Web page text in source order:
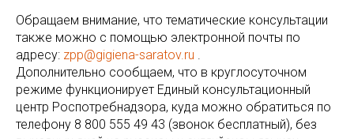
Обращаем внимание, что тематические консультации
также можно с помощью электронной почты по
адресу: zpp@gigiena-saratov.ru .
Дополнительно сообщаем, что в круглосуточном
режиме функционирует Единый консультационный
центр Роспотребнадзора, куда можно обратиться по
телефону 8 800 555 49 43 (звонок бесплатный), без